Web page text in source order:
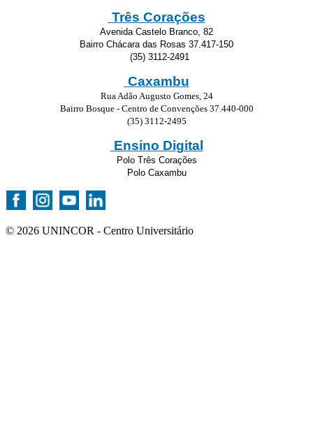
Três Corações
Avenida Castelo Branco, 82
Bairro Chácara das Rosas 37.417-150
(35) 3112-2491
Caxambu
Rua Adão Augusto Gomes, 24
Bairro Bosque - Centro de Convenções 37.440-000
(35) 3112-2495
Ensino Digital
Polo Três Corações
Polo Caxambu
© 2026 UNINCOR - Centro Universitário